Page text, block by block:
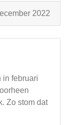
2022
in februari
Zo stom dat